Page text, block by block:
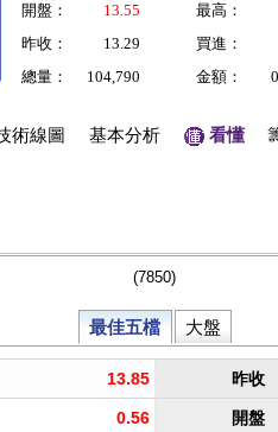
開盤： 13.55
最高：
昨收：
13.29
買進：
總量：
104,790 金額：
術線圖 基本分析 看懂